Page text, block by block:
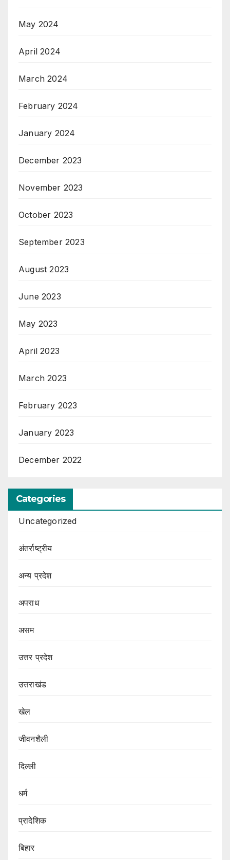
May 2024
April 2024
March 2024
February 2024
January 2024
December 2023
November 2023
October 2023
September 2023
August 2023
June 2023
May 2023
April 2023
March 2023
February 2023
January 2023
December 2022
Categories
Uncategorized
अंतर्राष्ट्रीय
अन्य प्रदेश
अपराध
असम
उत्तर प्रदेश
उत्तराखंड
खेल
जीवनशैली
दिल्ली
धर्म
प्रादेशिक
बिहार